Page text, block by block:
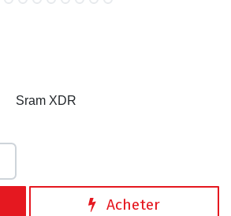
Sram XDR
Acheter